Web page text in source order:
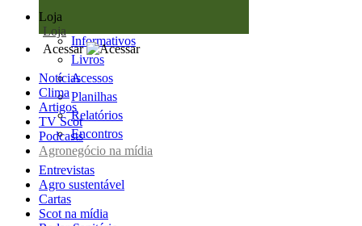
Loja
Loja
Informativos
Livros
Acessos
Planilhas
Relatórios
Encontros
Acessar
Notícias
Clima
Artigos
TV Scot
Podcasts
Agronegócio na mídia
Entrevistas
Agro sustentável
Cartas
Scot na mídia